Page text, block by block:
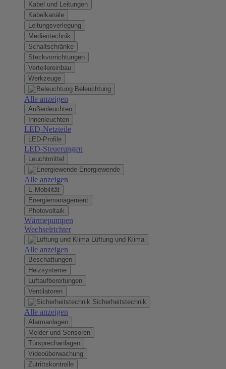
Kabel und Leitungen
Kabelkanäle
Leitungsverlegung
Medientechnik
Schaltschränke
Steckvorrichtungen
Verteilereinbau
Werkzeuge
Beleuchtung
Alle anzeigen
Außenleuchten
Innenleuchten
LED-Netzteile
LED-Profile
LED-Steuerungen
Leuchtmittel
Energiewende
Alle anzeigen
E-Mobilität
Energiemanagement
Photovoltaik
Wärmepumpen
Wechselrichter
Lüftung und Klima
Alle anzeigen
Beschattungen
Heizsysteme
Luftaufbereitungen
Ventilatoren
Sicherheitstechnik
Alle anzeigen
Alarmanlagen
Melder und Sensoren
Türsprechanlagen
Videoüberwachung
Zutrittskontrolle